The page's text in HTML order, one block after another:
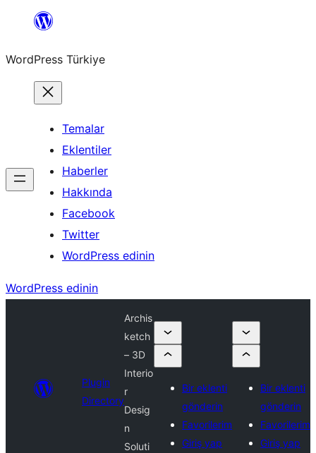
İçeriğe
WordPress Türkiye
Temalar
Eklentiler
Haberler
Hakkında
Facebook
Twitter
WordPress edinin
WordPress edinin
Plugin
Directory
Archis
ketch
– 3D
Interio
r
Desig
n
Soluti
Bir eklenti
gönderin
Favorilerim
Giriş yap
Bir eklenti
gönderin
Favorilerim
Giriş yap